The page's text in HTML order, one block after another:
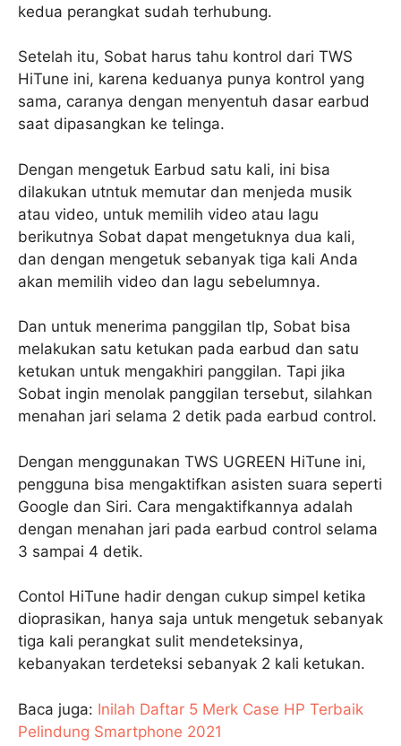
kedua perangkat sudah terhubung.
Setelah itu, Sobat harus tahu kontrol dari TWS
HiTune ini, karena keduanya punya kontrol yang
sama, caranya dengan menyentuh dasar earbud
saat dipasangkan ke telinga.
Dengan mengetuk Earbud satu kali, ini bisa
dilakukan utntuk memutar dan menjeda musik
atau video, untuk memilih video atau lagu
berikutnya Sobat dapat mengetuknya dua kali,
dan dengan mengetuk sebanyak tiga kali Anda
akan memilih video dan lagu sebelumnya.
Dan untuk menerima panggilan tlp, Sobat bisa
melakukan satu ketukan pada earbud dan satu
ketukan untuk mengakhiri panggilan. Tapi jika
Sobat ingin menolak panggilan tersebut, silahkan
menahan jari selama 2 detik pada earbud control.
Dengan menggunakan TWS UGREEN HiTune ini,
pengguna bisa mengaktifkan asisten suara seperti
Google dan Siri. Cara mengaktifkannya adalah
dengan menahan jari pada earbud control selama
3 sampai 4 detik.
Contol HiTune hadir dengan cukup simpel ketika
dioprasikan, hanya saja untuk mengetuk sebanyak
tiga kali perangkat sulit mendeteksinya,
kebanyakan terdeteksi sebanyak 2 kali ketukan.
Baca juga: Inilah Daftar 5 Merk Case HP Terbaik
Pelindung Smartphone 2021